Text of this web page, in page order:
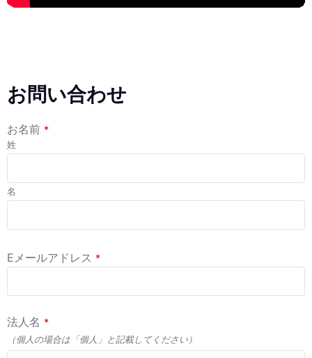
お問い合わせ
お名前 *
姓
名
Eメールアドレス *
法人名 *
（個人の場合は「個人」と記載してください）